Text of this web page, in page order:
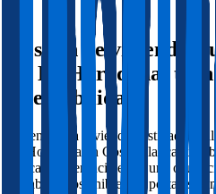
Gestión de viviendas
De La Horadada
:
y rentabilidad
Si tienes una vivienda destinada al
La Horadada en Costa Blanca, una
marca la diferencia entre una
rentable y sostenible. En portales